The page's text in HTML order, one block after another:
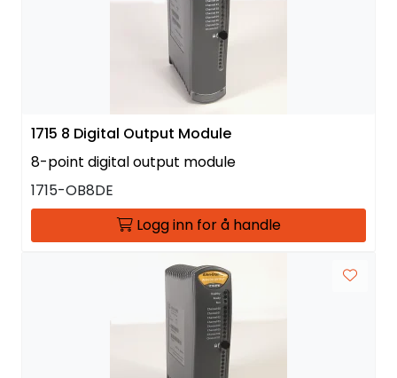
1715 8 Digital Output Module
8-point digital output module
1715-OB8DE
Logg inn for å handle